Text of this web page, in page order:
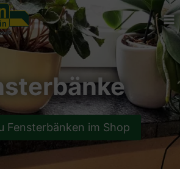
Fensterbänken im Shop